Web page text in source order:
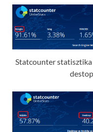
Statcounter statisztika